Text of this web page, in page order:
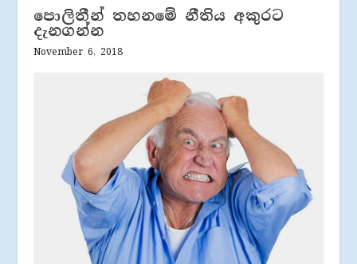
පොලිතීන් තහනමේ නීතිය අකුරට
දැනගන්න
November 6, 2018